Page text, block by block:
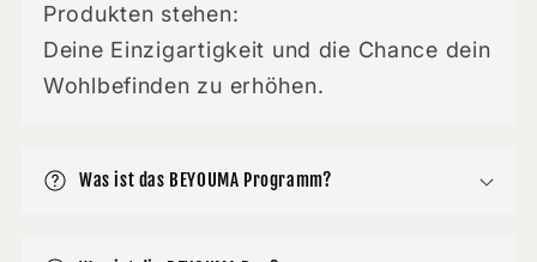
Produkten stehen:
Deine Einzigartigkeit und die Chance dein
Wohlbefinden zu erhöhen.
Was ist das BEYOUMA Programm?